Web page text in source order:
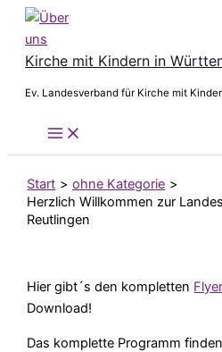
Zum
springen
Kirche mit Kindern in
Ev. Landesverband für Kirche mit
Start
ohne Kategorie
Herzlich Willkommen zur
Reutlingen
Hier gibt´s den kompletten
Download!
Das komplette Programm